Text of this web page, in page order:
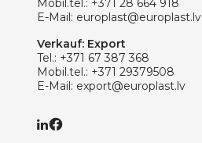
Mobil.tel.: +371 28 664 918
E-Mail: europlast@europlast.lv
Verkauf: Export
Tel.: +371 67 387 368
Mobil.tel.: +371 29379508
E-Mail: export@europlast.lv